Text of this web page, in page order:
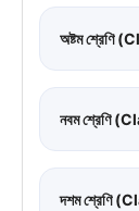
অষ্টম শ্রেণি
নবম শ্রেণি
দশম শ্রেণি